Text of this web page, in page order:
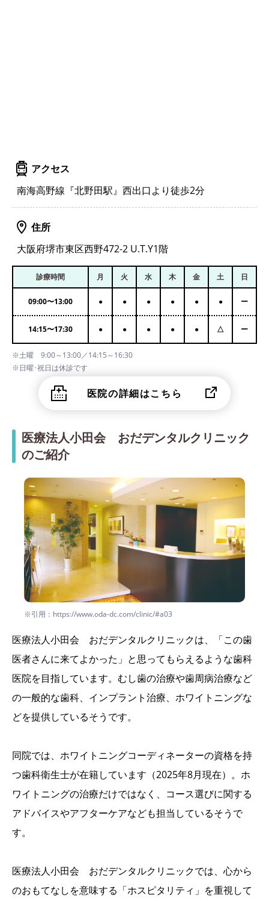
アクセス
南海高野線『北野田駅』西出口より徒歩2分
住所
大阪府堺市東区西野472-2 U.T.Y1階
診療時間 月 火 水 木 金 土 日
09:00〜13:00 ● ● ● ● ● ● ー
14:15〜17:30 ● ● ● ● ● △ ー
※土曜 9:00～13:00／14:15～16:30
※日曜･祝日は休診です
医院の詳細はこちら
医療法人小田会 おだデンタルクリニック
のご紹介
※引用：https://www.oda-dc.com/clinic/#a03
医療法人小田会 おだデンタルクリニックは、「この歯
医者さんに来てよかった」と思ってもらえるような歯科
医院を目指しています。むし歯の治療や歯周病治療など
の一般的な歯科、インプラント治療、ホワイトニングな
どを提供しているそうです。
同院では、ホワイトニングコーディネーターの資格を持
つ歯科衛生士が在籍しています（2025年8月現在）。ホ
ワイトニングの治療だけではなく、コース選びに関する
アドバイスやアフターケアなども担当しているそうで
す。
医療法人小田会 おだデンタルクリニックでは、心から
のおもてなしを意味する「ホスピタリティ」を重視して